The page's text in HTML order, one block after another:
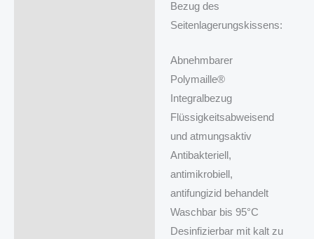
Bezug des
Seitenlagerungskissens:
Abnehmbarer
Polymaille®
Integralbezug
Flüssigkeitsabweisend
und atmungsaktiv
Antibakteriell,
antimikrobiell,
antifungizid behandelt
Waschbar bis 95°C
Desinfizierbar mit kalt zu